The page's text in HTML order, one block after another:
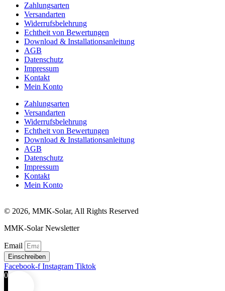
Zahlungsarten
Versandarten
Widerrufsbelehrung
Echtheit von Bewertungen
Download & Installationsanleitung
AGB
Datenschutz
Impressum
Kontakt
Mein Konto
Zahlungsarten
Versandarten
Widerrufsbelehrung
Echtheit von Bewertungen
Download & Installationsanleitung
AGB
Datenschutz
Impressum
Kontakt
Mein Konto
© 2026, MMK-Solar, All Rights Reserved
MMK-Solar Newsletter
Email
Einschreiben
Facebook-f Instagram Tiktok
0